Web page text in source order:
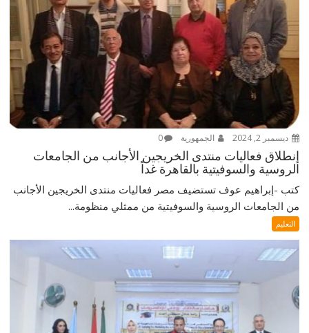
ديسمبر 2, 2024 الجمهورية 0
إنطلاق فعاليات منتدى الخريجين الأجانب من الجامعات
الروسية والسوفيتية بالقاهرة غداً
كتب -إبراهيم عوف تستضيف مصر فعاليات منتدى الخريجين الأجانب
من الجامعات الروسية والسوفيتية من ممثلي منظومة...
التعليم